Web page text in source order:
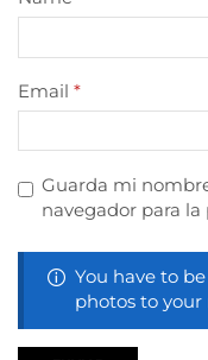
Email *
Guarda mi
navegador para
You have to
photos to your